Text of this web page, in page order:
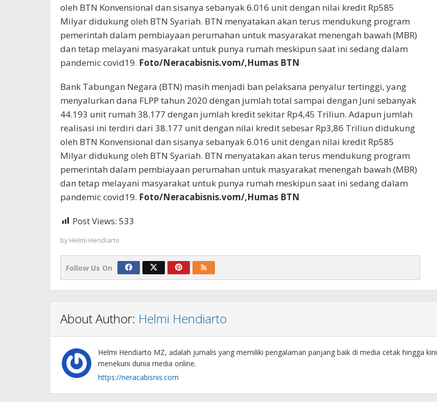
oleh BTN Konvensional dan sisanya sebanyak 6.016 unit dengan nilai kredit Rp585
Milyar didukung oleh BTN Syariah. BTN menyatakan akan terus mendukung program
pemerintah dalam pembiayaan perumahan untuk masyarakat menengah bawah (MBR)
dan tetap melayani masyarakat untuk punya rumah meskipun saat ini sedang dalam
pandemic covid19. Foto/Neracabisnis.vom/,Humas BTN
Bank Tabungan Negara (BTN) masih menjadi ban pelaksana penyalur tertinggi, yang
menyalurkan dana FLPP tahun 2020 dengan jumlah total sampai dengan Juni sebanyak
44.193 unit rumah 38.177 dengan jumlah kredit sekitar Rp4,45 Triliun. Adapun jumlah
realisasi ini terdiri dari 38.177 unit dengan nilai kredit sebesar Rp3,86 Triliun didukung
oleh BTN Konvensional dan sisanya sebanyak 6.016 unit dengan nilai kredit Rp585
Milyar didukung oleh BTN Syariah. BTN menyatakan akan terus mendukung program
pemerintah dalam pembiayaan perumahan untuk masyarakat menengah bawah (MBR)
dan tetap melayani masyarakat untuk punya rumah meskipun saat ini sedang dalam
pandemic covid19. Foto/Neracabisnis.vom/,Humas BTN
Post Views: 533
by Helmi Hendiarto
Follow Us On
About Author: Helmi Hendiarto
Helmi Hendiarto MZ, adalah jurnalis yang memiliki pengalaman panjang baik di media cetak hingga kini
menekuni dunia media online.
https://neracabisnis.com